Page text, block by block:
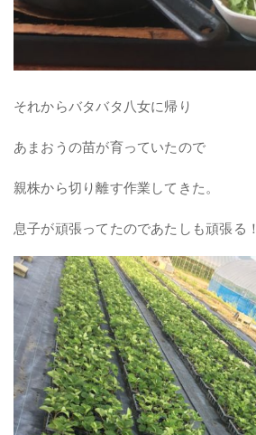
それからバタバタ八女に帰り
あまおうの苗が育っていたので
親株から切り離す作業してきた。
息子が頑張ってたのであたしも頑張る！